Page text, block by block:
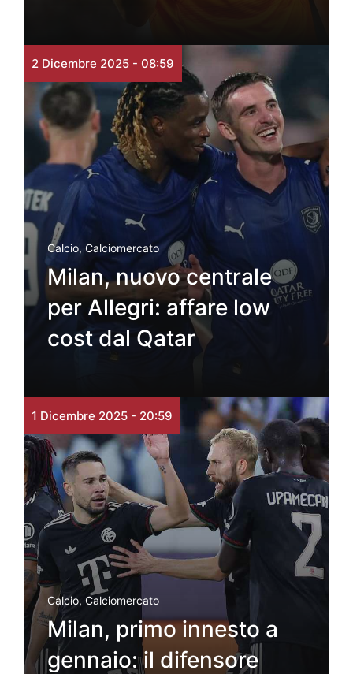
2 Dicembre 2025 - 08:59
Calcio, Calciomercato
Milan, nuovo centrale
per Allegri: affare low
cost dal Qatar
1 Dicembre 2025 - 20:59
Calcio, Calciomercato
Milan, primo innesto a
gennaio: il difensore